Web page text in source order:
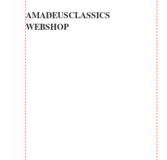
AMADEUSCLASSICS
WEBSHOP